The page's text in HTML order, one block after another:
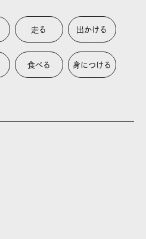
走る 出かける
食べる 身につける